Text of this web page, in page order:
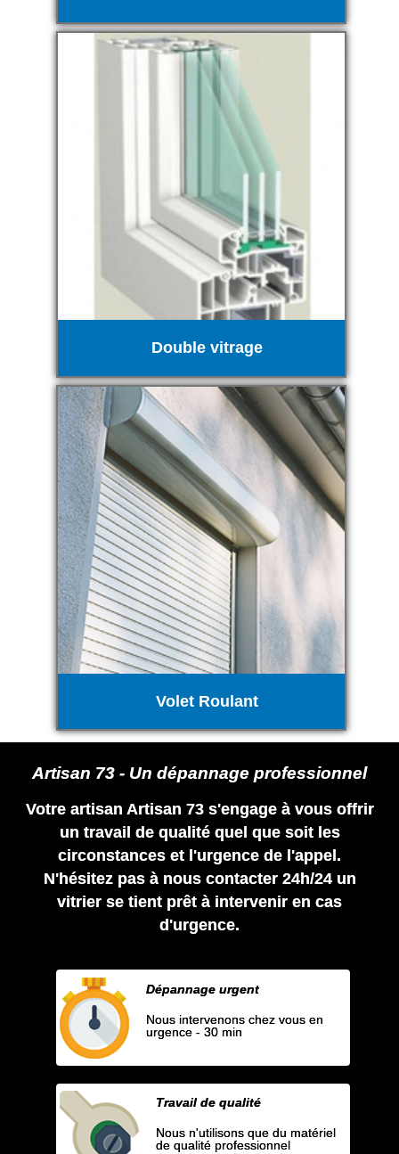
Double vitrage
Volet Roulant
Artisan 73 - Un dépannage professionnel
Votre artisan Artisan 73 s'engage à vous offrir
un travail de qualité quel que soit les
circonstances et l'urgence de l'appel.
N'hésitez pas à nous contacter 24h/24 un
vitrier se tient prêt à intervenir en cas
d'urgence.
Dépannage urgent
Nous intervenons chez vous en
urgence - 30 min
Travail de qualité
Nous n'utilisons que du matériel
de qualité professionnel